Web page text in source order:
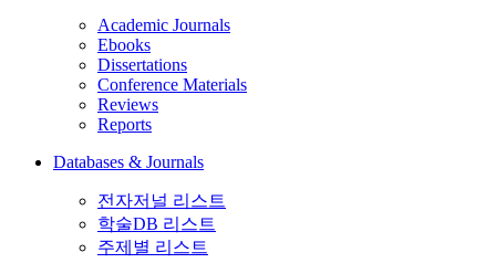
Academic Journals
Ebooks
Dissertations
Conference Materials
Reviews
Reports
Databases & Journals
전자저널 리스트
학술DB 리스트
주제별 리스트